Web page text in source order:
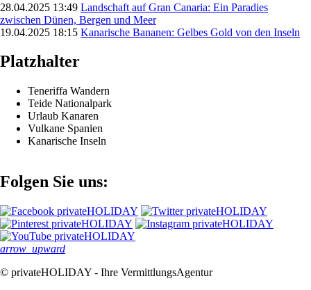
28.04.2025 13:49 Landschaft auf Gran Canaria: Ein Paradies
zwischen Dünen, Bergen und Meer
19.04.2025 18:15 Kanarische Bananen: Gelbes Gold von den Inseln
Platzhalter
Teneriffa Wandern
Teide Nationalpark
Urlaub Kanaren
Vulkane Spanien
Kanarische Inseln
Folgen Sie uns:
arrow_upward
© privateHOLIDAY - Ihre VermittlungsAgentur